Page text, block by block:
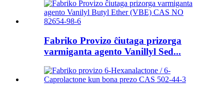
Fabriko Provizo ĉiutaga prizorga
varmiganta agento Vanillyl Sed...